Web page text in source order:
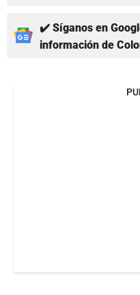
✔️ Síganos en
información de